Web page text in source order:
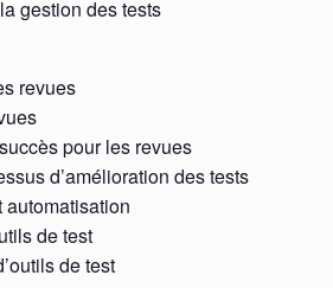
gestion des tests
revues
pour les revues
d’amélioration des tests
automatisation
de test
de test